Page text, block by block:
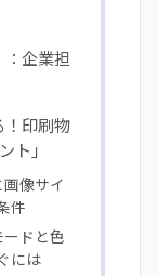
企業担
印刷物
ト」
像サイ
件
ドと色
には